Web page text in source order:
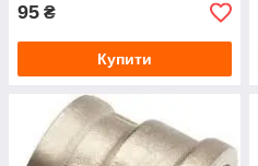
95 ₴
Купити